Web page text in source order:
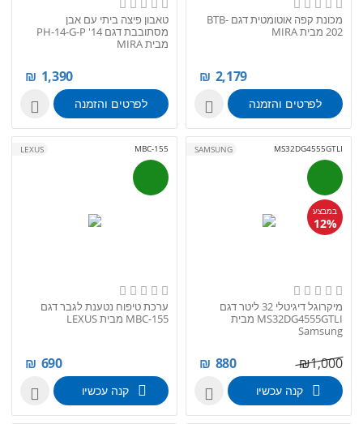
מכונת קפה אוטומטית דגם BTB-
202 מבית MIRA
2,179
₪
לפרטים והזמנה 
טאבון פיצה ביתי עם אבן
מסתובבת דגם PH-14-G-P '14
מבית MIRA
1,390
₪
לפרטים והזמנה 
MS32DG4555GTLI
במבצע
12%
SAMSUNG
מיקרוגל דיגיטלי 32 ליטר דגם
MS32DG4555GTLI מבית
Samsung
1,000
₪
880
₪
קנה עכשיו 
MBC-155
LEXUS
ערכת טיפוח נטענת לגבר דגם
MBC-155 מבית LEXUS
690
₪
קנה עכשיו 